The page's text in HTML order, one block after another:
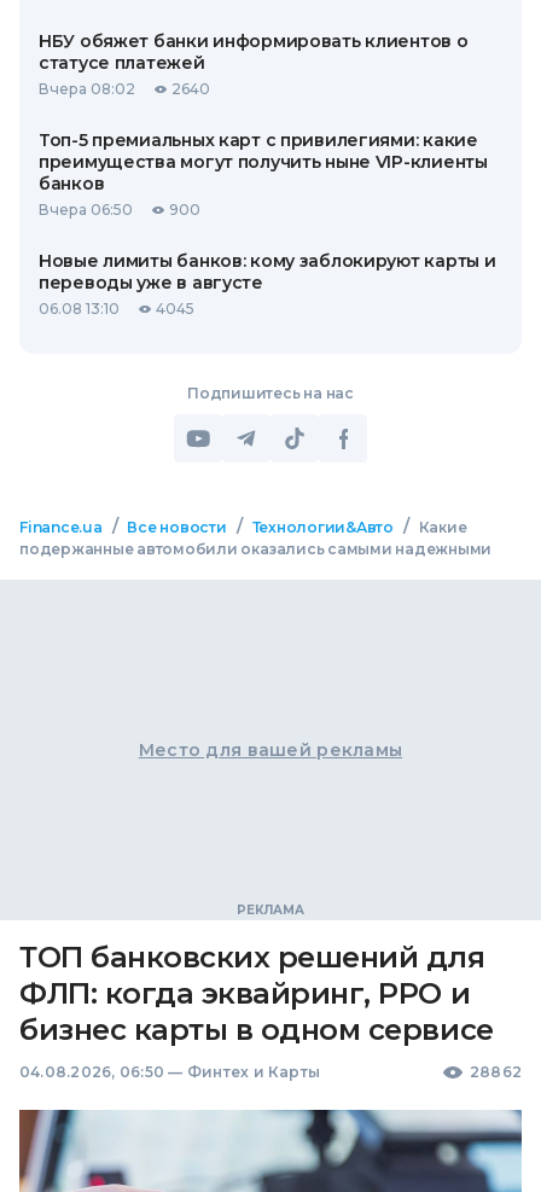
НБУ обяжет банки информировать клиентов о
статусе платежей
Вчера 08:02 2640
Топ-5 премиальных карт с привилегиями: какие
преимущества могут получить ныне VIP-клиенты
банков
Вчера 06:50 900
Новые лимиты банков: кому заблокируют карты и
переводы уже в августе
06.08 13:10 4045
Подпишитесь на нас
Finance.ua / Все новости / Технологии&Авто /
Какие
подержанные автомобили оказались самыми надежными
Место для вашей рекламы
ТОП банковских решений для
ФЛП: когда эквайринг, РРО и
бизнес карты в одном сервисе
04.08.2026, 06:50 — Финтех и Карты 28862